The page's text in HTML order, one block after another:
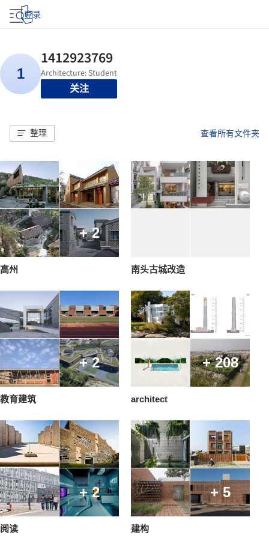
登录
关注
整理 查看所有文件夹
+ 2
高州 南头古城改造
+ 2
教育建筑
+ 208
architect
+ 2
阅读
+ 5
建构